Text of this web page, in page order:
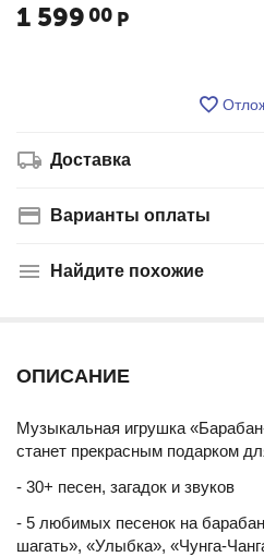
1 599 00 Р
Доставка
Варианты оплаты
Найдите похожие
ОПИСАНИЕ
Музыкальная игрушка
станет прекрасным подарком
- 30+ песен, загадок и звуков
- 5 любимых песенок на
шагать», «Улыбка», «Чунга-